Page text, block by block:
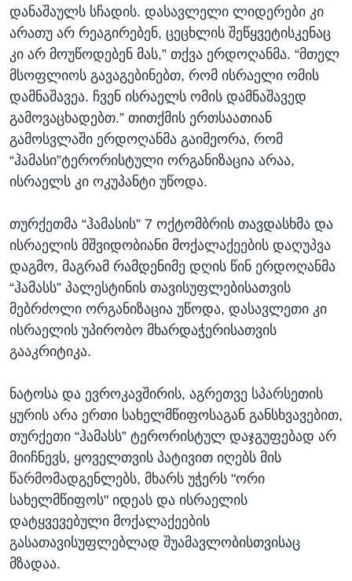
დანაშაულს სჩადის. დასავლელი ლიდერები კი
არათუ არ რეაგირებენ, ცეცხლის შეწყვეტისკენაც
კი არ მოუწოდებენ მას,” თქვა ერდოღანმა. “მთელ
მსოფლიოს გავაგებინებთ, რომ ისრაელი ომის
დამნაშავეა. ჩვენ ისრაელს ომის დამნაშავედ
გამოვაცხადებთ.” თითქმის ერთსაათიან
გამოსვლაში ერდოღანმა გაიმეორა, რომ
“ჰამასი”ტერორისტული ორგანიზაცია არაა,
ისრაელს კი ოკუპანტი უწოდა.
თურქეთმა “ჰამასის” 7 ოქტომბრის თავდასხმა და
ისრაელის მშვიდობიანი მოქალაქეების დაღუპვა
დაგმო, მაგრამ რამდენიმე დღის წინ ერდოღანმა
“ჰამასს” პალესტინის თავისუფლებისათვის
მებრძოლი ორგანიზაცია უწოდა, დასავლეთი კი
ისრაელის უპირობო მხარდაჭერისათვის
გააკრიტიკა.
ნატოსა და ევროკავშირის, აგრეთვე სპარსეთის
ყურის არა ერთი სახელმწიფოსაგან განსხვავებით,
თურქეთი “ჰამასს” ტერორისტულ დაჯგუფებად არ
მიიჩნევს, ყოველთვის პატივით იღებს მის
წარმომადგენლებს, მხარს უჭერს "ორი
სახელმწიფოს" იდეას და ისრაელის
დატყვევებული მოქალაქეების
გასათავისუფლებლად შუამავლობისთვისაც
მზადაა.